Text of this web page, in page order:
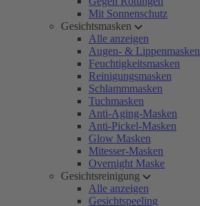
Mit Sonnenschutz
Gesichtsmasken
Alle anzeigen
Augen- & Lippenmasken
Feuchtigkeitsmasken
Reinigungsmasken
Schlammmasken
Tuchmasken
Anti-Aging-Masken
Anti-Pickel-Masken
Glow Masken
Mitesser-Masken
Overnight Maske
Gesichtsreinigung
Alle anzeigen
Gesichtspeeling